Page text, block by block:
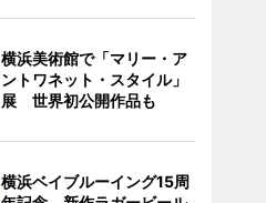
横浜美術館で「マリー・ア
ントワネット・スタイル」
展 世界初公開作品も
横浜ベイブルーイング15周